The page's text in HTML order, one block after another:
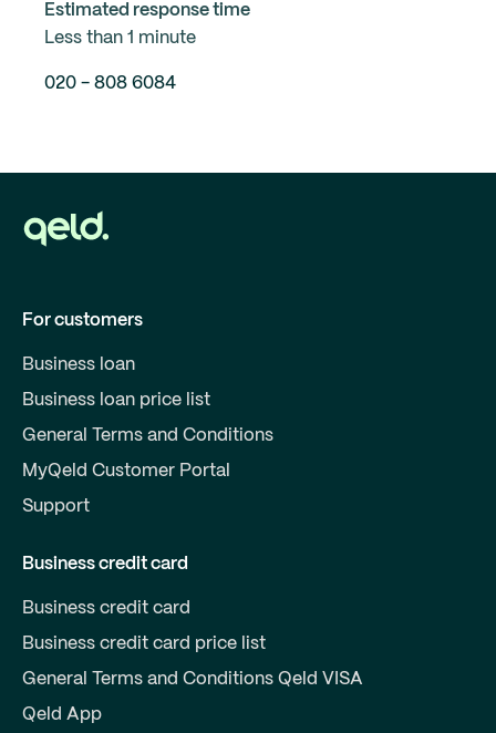
Estimated response time
Less than 1 minute
020 - 808 6084
For customers
Business loan
Business loan price list
General Terms and Conditions
MyQeld Customer Portal
Support
Business credit card
Business credit card
Business credit card price list
General Terms and Conditions Qeld VISA
Qeld App